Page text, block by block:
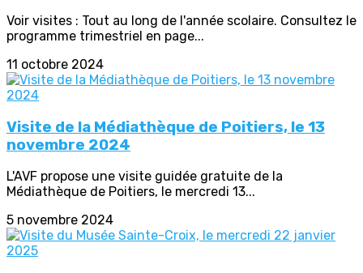
Voir visites : Tout au long de l'année scolaire. Consultez le
programme trimestriel en page...
11 octobre 2024
Visite de la Médiathèque de Poitiers, le 13
novembre 2024
L'AVF propose une visite guidée gratuite de la
Médiathèque de Poitiers, le mercredi 13...
5 novembre 2024